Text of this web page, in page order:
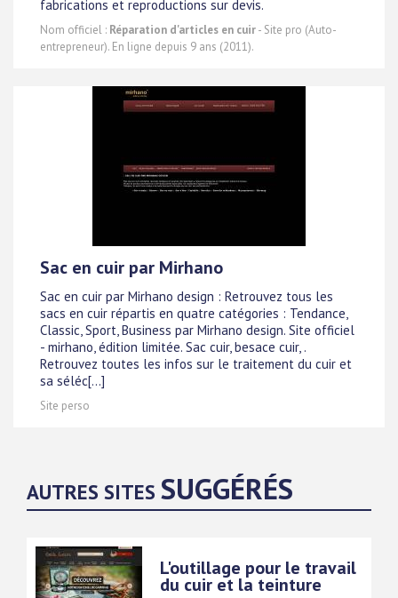
fabrications et reproductions sur devis.
Nom officiel : Réparation d'articles en cuir- Site pro (Auto-
entrepreneur). En ligne depuis 9 ans (2011).
Sac en cuir par Mirhano
Sac en cuir par Mirhano design : Retrouvez tous les
sacs en cuir répartis en quatre catégories : Tendance,
Classic, Sport, Business par Mirhano design. Site officiel
- mirhano, édition limitée. Sac cuir, besace cuir, .
Retrouvez toutes les infos sur le traitement du cuir et
sa séléc[...]
Site perso
AUTRES SITES SUGGÉRÉS
L'outillage pour le travail
du cuir et la teinture